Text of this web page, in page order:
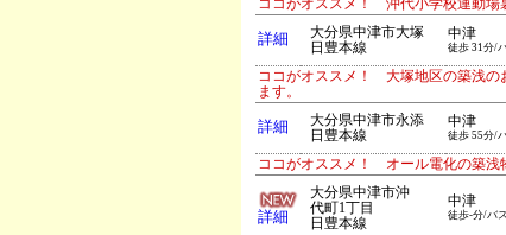
ココがオススメ！ 沖代小学校運動場
詳細
大分県中津市大塚
日豊本線
中津
徒歩 31分/
ココがオススメ！ 大塚地区の築浅の
ます。
詳細
大分県中津市永添
日豊本線
中津
徒歩 55分/
ココがオススメ！ オール電化の築浅
詳細
大分県中津市沖
代町1丁目
日豊本線
中津
徒歩-分/バ